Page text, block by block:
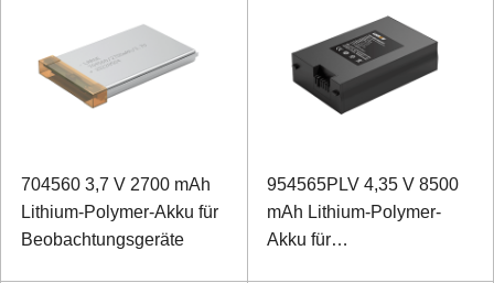
704560 3,7 V 2700 mAh
Lithium-Polymer-Akku für
Beobachtungsgeräte
954565PLV 4,35 V 8500
mAh Lithium-Polymer-
Akku für